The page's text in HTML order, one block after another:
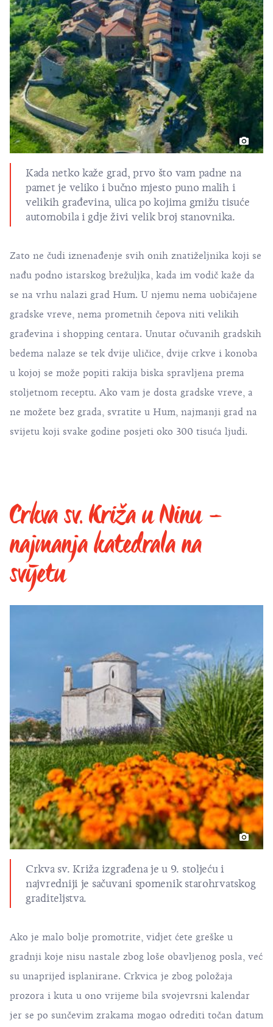
Kada netko kaže grad, prvo što vam padne na
pamet je veliko i bučno mjesto puno malih i
velikih građevina, ulica po kojima gmižu tisuće
automobila i gdje živi velik broj stanovnika.
Zato ne čudi iznenađenje svih onih znatiželjnika koji se
nađu podno istarskog brežuljka, kada im vodič kaže da
se na vrhu nalazi grad Hum. U njemu nema uobičajene
gradske vreve, nema prometnih čepova niti velikih
građevina i shopping centara. Unutar očuvanih gradskih
bedema nalaze se tek dvije uličice, dvije crkve i konoba
u kojoj se može popiti rakija biska spravljena prema
stoljetnom receptu. Ako vam je dosta gradske vreve, a
ne možete bez grada, svratite u Hum, najmanji grad na
svijetu koji svake godine posjeti oko 300 tisuća ljudi.
Crkva sv. Križa u Ninu –
najmanja katedrala na
svijetu
Crkva sv. Križa izgrađena je u 9. stoljeću i
najvredniji je sačuvani spomenik starohrvatskog
graditeljstva.
Ako je malo bolje promotrite, vidjet ćete greške u
gradnji koje nisu nastale zbog loše obavljenog posla, već
su unaprijed isplanirane. Crkvica je zbog položaja
prozora i kuta u ono vrijeme bila svojevrsni kalendar
jer se po sunčevim zrakama mogao odrediti točan datum